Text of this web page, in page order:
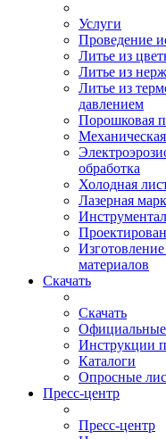
Услуги
Проведение
Литье из
Литье из
Литье из
давлением
Порошковая
обработка
Холодная
Лазерная
материалов
Скачать
Скачать
Инструкции
Каталоги
Опросные
Пресс-центр
Пресс-центр